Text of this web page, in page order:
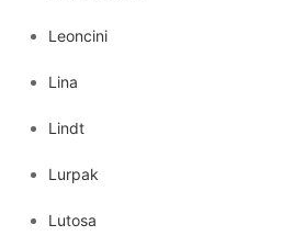
Leoncini
Lina
Lindt
Lurpak
Lutosa